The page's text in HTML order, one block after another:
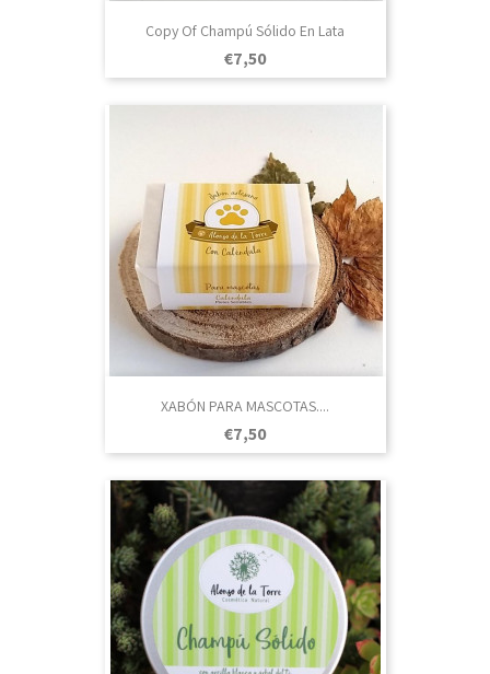
Copy Of Champú Sólido En Lata
Prezo
€7,50
XABÓN PARA MASCOTAS....
Prezo
€7,50